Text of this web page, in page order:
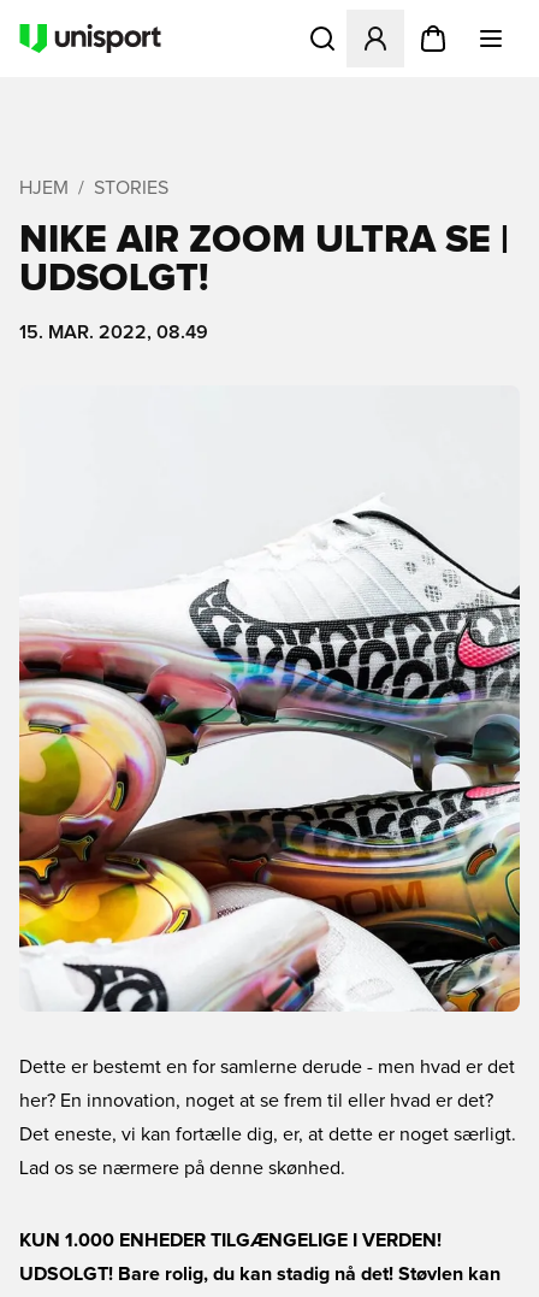
Åbner en Modal til at
HJEM STORIES
NIKE AIR ZOOM ULTRA SE |
UDSOLGT!
15. MAR. 2022, 08.49
Dette er bestemt en for samlerne derude - men hvad er det
her? En innovation, noget at se frem til eller hvad er det?
Det eneste, vi kan fortælle dig, er, at dette er noget særligt.
Lad os se nærmere på denne skønhed.
KUN 1.000 ENHEDER TILGÆNGELIGE I VERDEN!
UDSOLGT! Bare rolig, du kan stadig nå det! Støvlen kan